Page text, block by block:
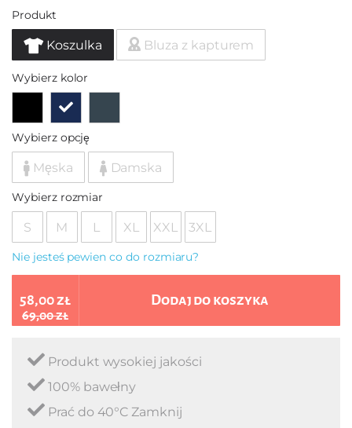
Produkt
Koszulka Bluza z kapturem
Wybierz kolor
Wybierz opcję
Męska Damska
Wybierz rozmiar
S M L XL XXL 3XL
Nie jesteś pewien co do rozmiaru?
58,00 zł
69,00 zł
Dodaj do koszyka
Produkt wysokiej jakości
100% bawełny
Prać do 40°C Zamknij